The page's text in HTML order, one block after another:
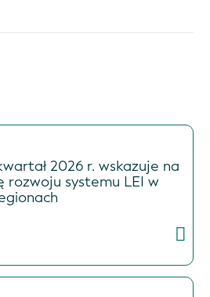
2026 r. wskazuje na
rozwoju systemu LEI w